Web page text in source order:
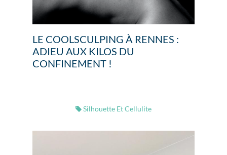
LE COOLSCULPING À RENNES :
ADIEU AUX KILOS DU
CONFINEMENT !
Silhouette Et Cellulite